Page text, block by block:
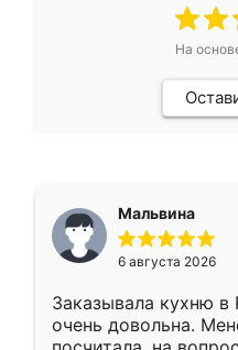
На
Мальвина
6 августа 2026
Заказывала кухню в
очень довольна.